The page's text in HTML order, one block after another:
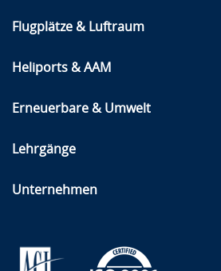
Flugplätze & Luftraum
Heliports & AAM
Erneuerbare & Umwelt
Lehrgänge
Unternehmen